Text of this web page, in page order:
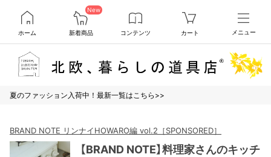
ホーム
New
新着商品 コンテンツ カート メニュー
夏のファッション入荷中！最新一覧はこちら>>
BRAND NOTE リンナイHOWARO編 vol.2［SPONSORED］
【BRAND NOTE】料理家さんのキッチ